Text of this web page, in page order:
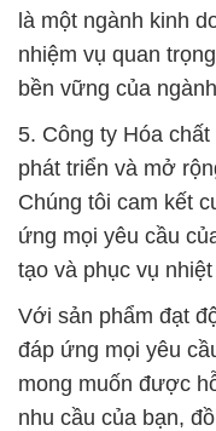
là một ngành kinh
nhiệm vụ quan
bền vững của
5. Công ty Hóa
phát triển và mở
Chúng tôi cam kết
ứng mọi yêu cầu
tạo và phục vụ
Với sản phẩm đạt
đáp ứng mọi yêu
mong muốn được
nhu cầu của bạn,